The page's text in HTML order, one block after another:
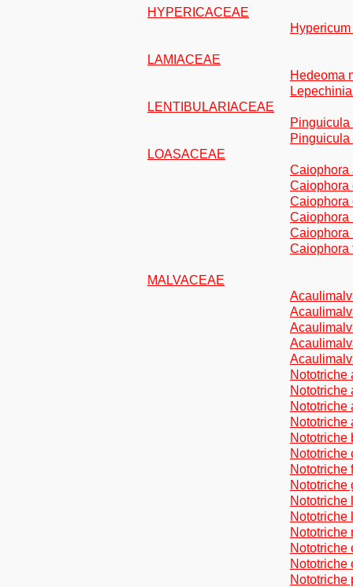
HYPERICACEAE
LAMIACEAE
Hedeoma
LENTIBULARIACEAE
LOASACEAE
Caiophora
Caiophora
Caiophora
Caiophora
Caiophora
MALVACEAE
Nototriche
Nototriche
Nototriche
Nototriche
Nototriche
Nototriche
Nototriche
Nototriche
Nototriche
Nototriche
Nototriche
Nototriche
Nototriche
Nototriche